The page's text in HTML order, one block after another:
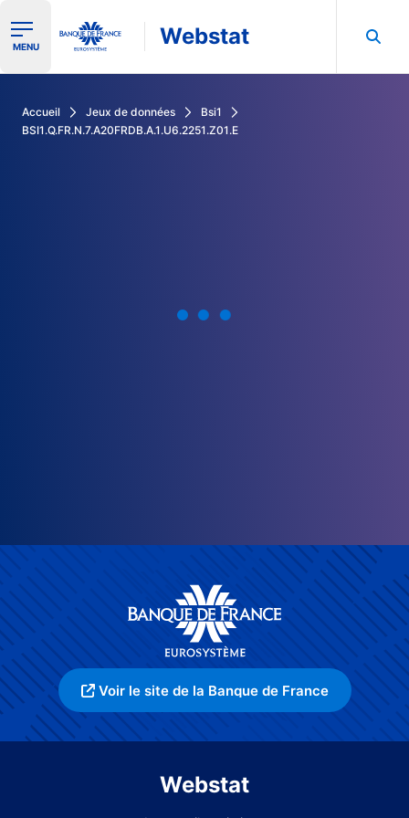
Ouvrir le menu de navigation
MENU Webstat
Accueil Jeux de données
Bsi1
BSI1.Q.FR.N.7.A20FRDB.A.1.U6.2251.Z01.E
Voir le site de la Banque de France
Webstat